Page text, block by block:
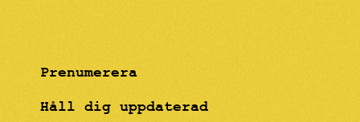
Prenumerera
Håll dig uppdaterad